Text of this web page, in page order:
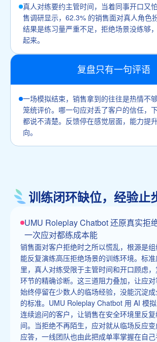
真人对练要约主管时间，当着同事开口又
售调研显示，62.3% 的销售面对真人角色
结果是练习量严重不足，拒绝场景没练够
起来。
复盘只有一句评语
一场模拟结束，销售拿到的往往是热情不
笼统评价。哪一句应对丢了客户的信任，
都说不清楚。反馈停在感觉层面，能力提
向。
训练闭环缺位，经验止
UMU Roleplay Chatbot 还原真实拒
一次应对都练成本能
销售面对客户拒绝时之所以慌乱，根源是
能反复演练高压拒绝场景的训练环境。标
里，真人对练受限于主管时间和开口顾虑
环节的精确诊断。这三道阻力叠加，让应
始终停留在少数人的临场经验，没能沉淀
的标准。UMU Roleplay Chatbot 用 AI 模
连续追问的客户，让销售在安全环境里反
间。当拒绝不再陌生，应对就从临场反应
应答，一线团队也由此把成单率掌握在自己